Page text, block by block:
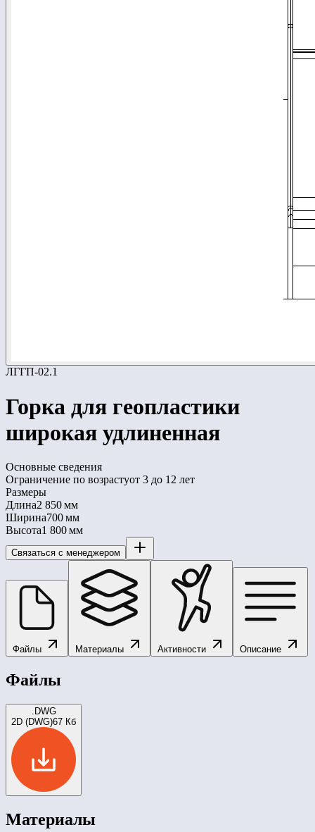
ЛГГП-02.1
Горка для геопластики
широкая удлиненная
Основные сведения
Ограничение по возрастуот 3 до 12 лет
Размеры
Длина2 850 мм
Ширина700 мм
Высота1 800 мм
Связаться с менеджером
Файлы Материалы Активности Описание
Файлы
.DWG
2D (DWG)67 Кб
Материалы